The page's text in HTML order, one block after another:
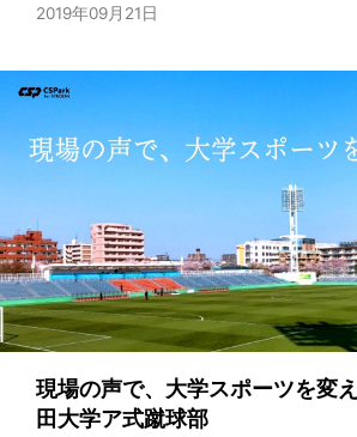
2019年09月21日
現場の声で、大学スポーツを変
田大学ア式蹴球部